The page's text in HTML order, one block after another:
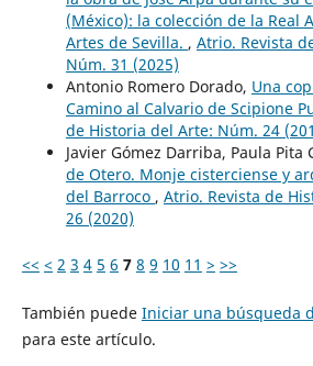
(México): la colección de la Real
Artes de Sevilla. , Atrio. Revista
Núm. 31 (2025)
Antonio Romero Dorado, Una
Camino al Calvario de Scipione
de Historia del Arte: Núm. 24
Javier Gómez Darriba, Paula Pita
de Otero. Monje cisterciense y
del Barroco , Atrio. Revista de
26 (2020)
<< < 2 3 4 5 6 7 8 9 10 11 > >>
También puede Iniciar una búsqueda
para este artículo.